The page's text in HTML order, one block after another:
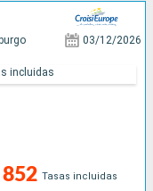
03/12/2026
852 Tasas incluidas
incluidas